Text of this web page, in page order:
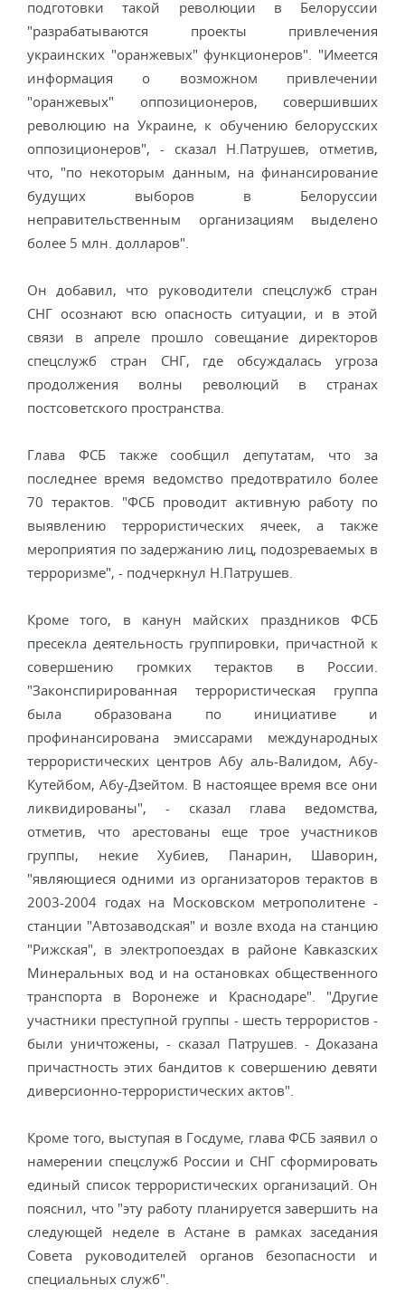
подготовки такой революции в Белоруссии
"разрабатываются проекты привлечения
украинских "оранжевых" функционеров". "Имеется
информация о возможном привлечении
"оранжевых" оппозиционеров, совершивших
революцию на Украине, к обучению белорусских
оппозиционеров", - сказал Н.Патрушев, отметив,
что, "по некоторым данным, на финансирование
будущих выборов в Белоруссии
неправительственным организациям выделено
более 5 млн. долларов".
Он добавил, что руководители спецслужб стран
СНГ осознают всю опасность ситуации, и в этой
связи в апреле прошло совещание директоров
спецслужб стран СНГ, где обсуждалась угроза
продолжения волны революций в странах
постсоветского пространства.
Глава ФСБ также сообщил депутатам, что за
последнее время ведомство предотвратило более
70 терактов. "ФСБ проводит активную работу по
выявлению террористических ячеек, а также
мероприятия по задержанию лиц, подозреваемых в
терроризме", - подчеркнул Н.Патрушев.
Кроме того, в канун майских праздников ФСБ
пресекла деятельность группировки, причастной к
совершению громких терактов в России.
"Законспирированная террористическая группа
была образована по инициативе и
профинансирована эмиссарами международных
террористических центров Абу аль-Валидом, Абу-
Кутейбом, Абу-Дзейтом. В настоящее время все они
ликвидированы", - сказал глава ведомства,
отметив, что арестованы еще трое участников
группы, некие Хубиев, Панарин, Шаворин,
"являющиеся одними из организаторов терактов в
2003-2004 годах на Московском метрополитене -
станции "Автозаводская" и возле входа на станцию
"Рижская", в электропоездах в районе Кавказских
Минеральных вод и на остановках общественного
транспорта в Воронеже и Краснодаре". "Другие
участники преступной группы - шесть террористов -
были уничтожены, - сказал Патрушев. - Доказана
причастность этих бандитов к совершению девяти
диверсионно-террористических актов".
Кроме того, выступая в Госдуме, глава ФСБ заявил о
намерении спецслужб России и СНГ сформировать
единый список террористических организаций. Он
пояснил, что "эту работу планируется завершить на
следующей неделе в Астане в рамках заседания
Совета руководителей органов безопасности и
специальных служб".